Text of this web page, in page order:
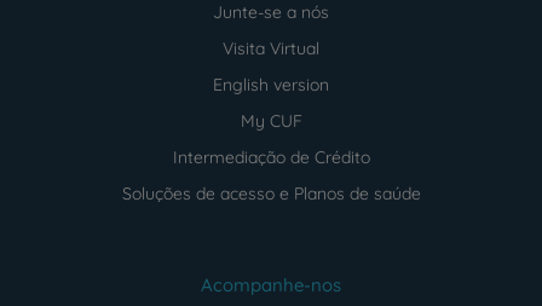
Junte-se a nós
Visita Virtual
English version
My CUF
Intermediação de Crédito
Soluções de acesso e Planos de saúde
Acompanhe-nos